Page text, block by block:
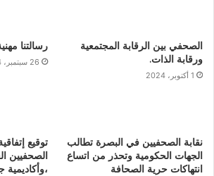
الصحفي بين الرقابة المجتمعية
ورقابة الذات.
1 أكتوبر، 2024
رسالتنا
26 سبتمبر، 2024
نقابة الصحفيين في البصرة تطالب
الجهات الحكومية وتحذر من اتساع
انتهاكات حرية الصحافة
توقيع
الصحفيين